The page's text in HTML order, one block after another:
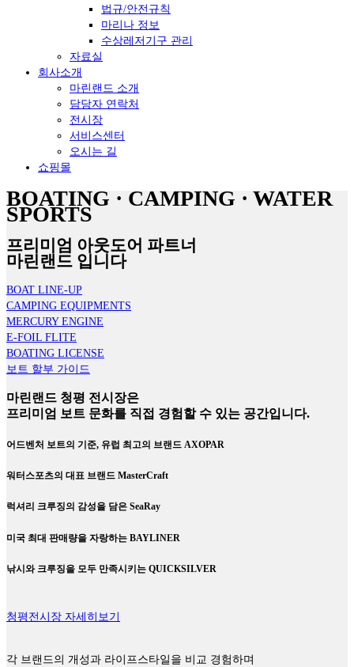
법규/안전규칙
마리나 정보
수상레저기구 관리
자료실
회사소개
마린랜드 소개
담당자 연락처
전시장
서비스센터
오시는 길
쇼핑몰
BOATING · CAMPING · WATER
SPORTS
프리미엄 아웃도어 파트너
마린랜드 입니다
BOAT LINE-UP
CAMPING EQUIPMENTS
MERCURY ENGINE
E-FOIL FLITE
BOATING LICENSE
보트 할부 가이드
마린랜드 청평 전시장은
프리미엄 보트 문화를 직접 경험할 수 있는 공간입니다.
어드벤처 보트의 기준, 유럽 최고의 브랜드 AXOPAR
워터스포츠의 대표 브랜드 MasterCraft
럭셔리 크루징의 감성을 담은 SeaRay
미국 최대 판매량을 자랑하는 BAYLINER
낚시와 크루징을 모두 만족시키는 QUICKSILVER
청평전시장 자세히보기
각 브랜드의 개성과 라이프스타일을 비교 경험하며